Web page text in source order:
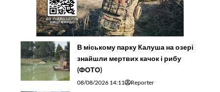
В міському парку Калуша на озері
знайшли мертвих качок і рибу
(ФОТО)
08/08/2026 14:11 Reporter